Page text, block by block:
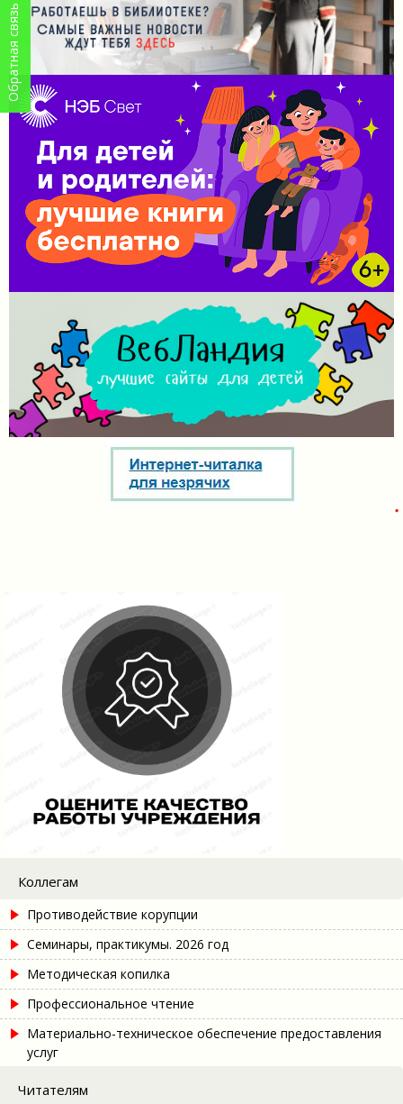
Коллегам
Противодействие корупции
Семинары, практикумы. 2026 год
Методическая копилка
Профессиональное чтение
Материально-техническое обеспечение предоставления
услуг
Читателям
Обратная связь